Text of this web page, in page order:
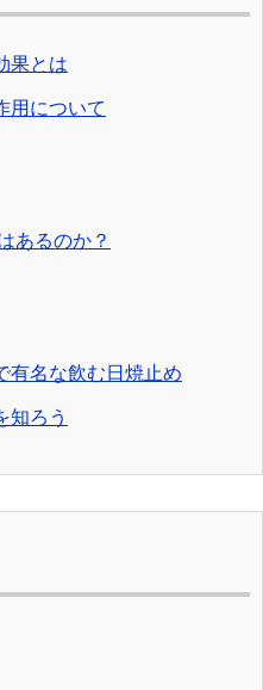
果とは
用について
あるのか？
名な飲む日焼止め
知ろう